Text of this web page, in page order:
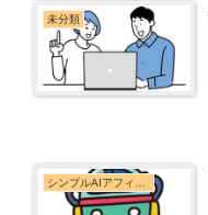
未分類